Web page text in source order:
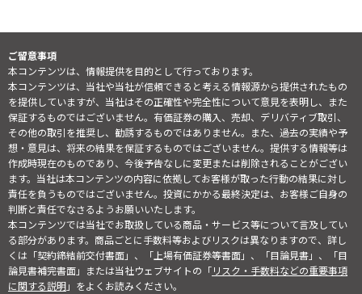
ご留意事項
本コンテンツは、情報提供を目的として行っております。
本コンテンツは、当社や当社が信頼できると考える情報源から提供されたもの
を提供していますが、当社はその正確性や完全性について意見を表明し、また
保証するものではございません。有価証券の購入、売却、デリバティブ取引、
その他の取引を推奨し、勧誘するものではありません。また、過去の実績や予
想・意見は、将来の結果を保証するものではございません。提供する情報等は
作成時現在のものであり、今後予告なしに変更または削除されることがござい
ます。当社は本コンテンツの内容に依拠してお客様が取った行動の結果に対し
責任を負うものではございません。投資にかかる最終決定は、お客様ご自身の
判断と責任でなさるようお願いいたします。
本コンテンツでは当社でお取扱している商品・サービス等について言及してい
る部分があります。商品ごとに手数料等およびリスクは異なりますので、詳し
くは「契約締結前交付書面」、「上場有価証券等書面」、「目論見書」、「目
論見書補完書面」または当社ウェブサイトの「リスク・手数料などの重要事項
に関する説明」をよくお読みください。